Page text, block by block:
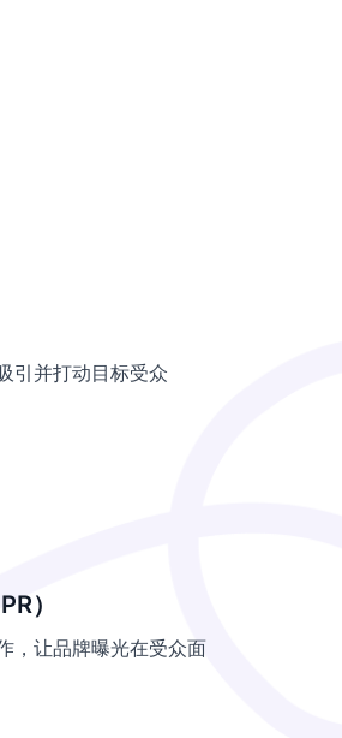
引并打动目标受众
）
，让品牌曝光在受众面